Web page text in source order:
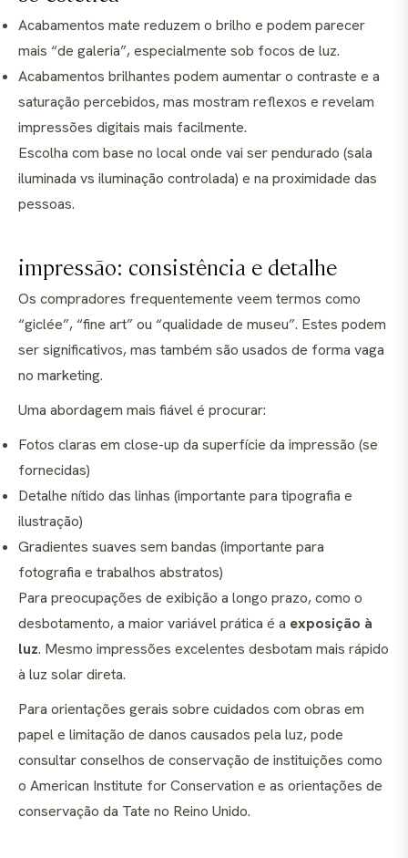
Acabamentos mate reduzem o brilho e podem parecer
mais “de galeria”, especialmente sob focos de luz.
Acabamentos brilhantes podem aumentar o contraste e a
saturação percebidos, mas mostram reflexos e revelam
impressões digitais mais facilmente.
Escolha com base no local onde vai ser pendurado (sala
iluminada vs iluminação controlada) e na proximidade das
pessoas.
impressão: consistência e detalhe
Os compradores frequentemente veem termos como
“giclée”, “fine art” ou “qualidade de museu”. Estes podem
ser significativos, mas também são usados de forma vaga
no marketing.
Uma abordagem mais fiável é procurar:
Fotos claras em close-up da superfície da impressão (se
fornecidas)
Detalhe nítido das linhas (importante para tipografia e
ilustração)
Gradientes suaves sem bandas (importante para
fotografia e trabalhos abstratos)
Para preocupações de exibição a longo prazo, como o
desbotamento, a maior variável prática é a exposição à
luz. Mesmo impressões excelentes desbotam mais rápido
à luz solar direta.
Para orientações gerais sobre cuidados com obras em
papel e limitação de danos causados pela luz, pode
consultar conselhos de conservação de instituições como
o American Institute for Conservation e as orientações de
conservação da Tate no Reino Unido.